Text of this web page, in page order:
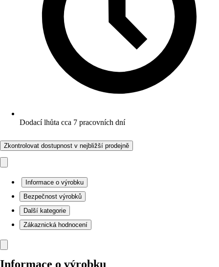
Dodací lhůta cca 7 pracovních dní
Zkontrolovat dostupnost v nejbližší prodejně
Informace o výrobku
Bezpečnost výrobků
Další kategorie
Zákaznická hodnocení
Informace o výrobku